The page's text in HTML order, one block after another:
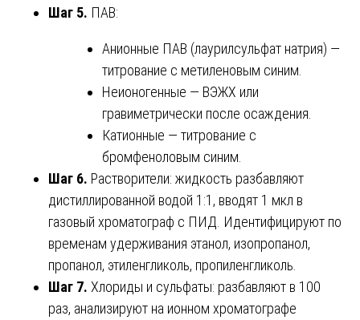
Шаг 5. ПАВ:
Анионные ПАВ (лаурилсульфат натрия) —
титрование с метиленовым синим.
Неионогенные — ВЭЖХ или
гравиметрически после осаждения.
Катионные — титрование с
бромфеноловым синим.
Шаг 6. Растворители: жидкость разбавляют
дистиллированной водой 1:1, вводят 1 мкл в
газовый хроматограф с ПИД. Идентифицируют по
временам удерживания этанол, изопропанол,
пропанол, этиленгликоль, пропиленгликоль.
Шаг 7. Хлориды и сульфаты: разбавляют в 100
раз, анализируют на ионном хроматографе